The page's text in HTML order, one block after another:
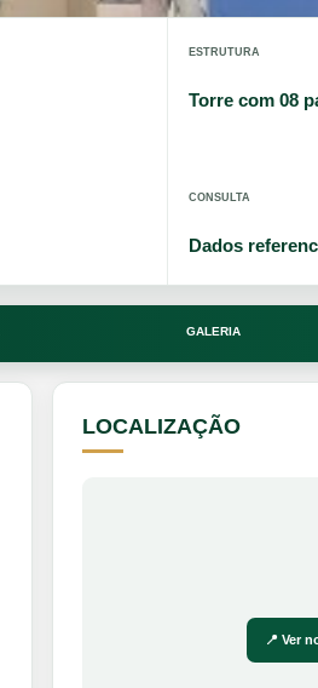
ESTRUTURA
Torre com 08
CONSULTA
Dados
GALERIA
LOCALIZAÇÃO
📍 Ver